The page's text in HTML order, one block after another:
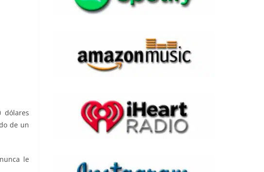
dólares
de un
le